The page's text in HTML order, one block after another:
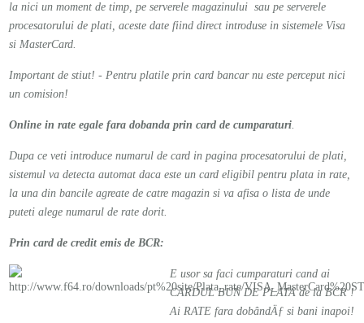
la nici un moment de timp, pe serverele magazinului sau pe serverele
procesatorului de plati, aceste date fiind direct introduse in sistemele Visa
si MasterCard.
Important de stiut! - Pentru platile prin card bancar nu este perceput nici
un comision!
Online in rate egale fara dobanda prin card de cumparaturi.
Dupa ce veti introduce numarul de card in pagina procesatorului de plati,
sistemul va detecta automat daca este un card eligibil pentru plata in rate,
la una din bancile agreate de catre magazin si va afisa o lista de unde
puteti alege numarul de rate dorit.
Prin card de credit emis de BCR:
E usor sa faci cumparaturi cand ai
CARDUL BUN DE PLATA de la BCR !
Ai RATE fara dobândÄƒ si bani inapoi!